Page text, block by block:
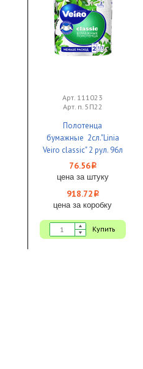
Арт. 111023
Арт. п. 5П22
Полотенца
бумажные 2сл."Linia
Veiro classic" 2 рул. 96л
22*12,5 белые (лист
1/2) 1/12
76.56i
цена за штуку
918.72 i
цена за коробку
Купить